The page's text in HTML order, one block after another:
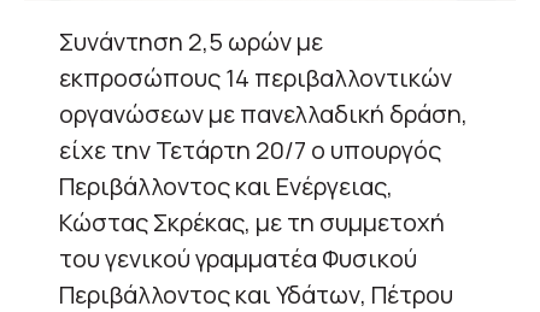
Συνάντηση 2,5 ωρών με
εκπροσώπους 14 περιβαλλοντικών
οργανώσεων με πανελλαδική δράση,
είχε την Τετάρτη 20/7 ο υπουργός
Περιβάλλοντος και Ενέργειας,
Κώστας Σκρέκας, με τη συμμετοχή
του γενικού γραμματέα Φυσικού
Περιβάλλοντος και Υδάτων, Πέτρου